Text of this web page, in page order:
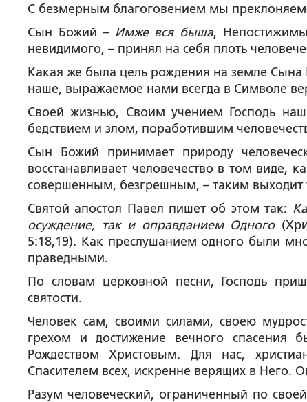
С безмерным благоговением мы
Сын Божий – Имже вся быша,
невидимого, – принял на себя плоть
Какая же была цель рождения на земле
наше, выражаемое нами всегда в Символе
Своей жизнью, Своим учением Господь
бедствием и злом, поработившим
Сын Божий принимает природу
восстанавливает человечество в том
совершенным, безгрешным, – таким выходит
Святой апостол Павел пишет об этом так:
осуждение, так и оправданием Одного
5:18,19). Как преслушанием одного были
праведными.
По словам церковной песни, Господь
святости.
Человек сам, своими силами, своею
грехом и достижение вечного
Рождеством Христовым. Для нас,
Спасителем всех, искренне верящих в Него.
Разум человеческий, ограниченный по